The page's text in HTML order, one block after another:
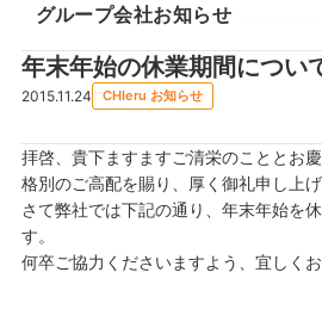
グループ会社お知らせ
年末年始の休業期間につい
2015.11.24 CHIeru お知らせ
拝啓、貴下ますますご清栄のこととお
格別のご高配を賜り、厚く御礼申し上げ
さて弊社では下記の通り、年末年始を
す。
何卒ご協力くださいますよう、宜しく